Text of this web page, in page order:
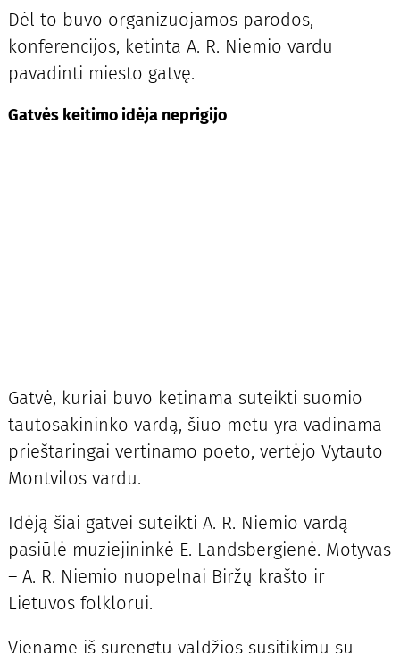
Dėl to buvo organizuojamos parodos,
konferencijos, ketinta A. R. Niemio vardu
pavadinti miesto gatvę.
Gatvės keitimo idėja neprigijo
Gatvė, kuriai buvo ketinama suteikti suomio
tautosakininko vardą, šiuo metu yra vadinama
prieštaringai vertinamo poeto, vertėjo Vytauto
Montvilos vardu.
Idėją šiai gatvei suteikti A. R. Niemio vardą
pasiūlė muziejininkė E. Landsbergienė. Motyvas
– A. R. Niemio nuopelnai Biržų krašto ir
Lietuvos folklorui.
Viename iš surengtų valdžios susitikimų su